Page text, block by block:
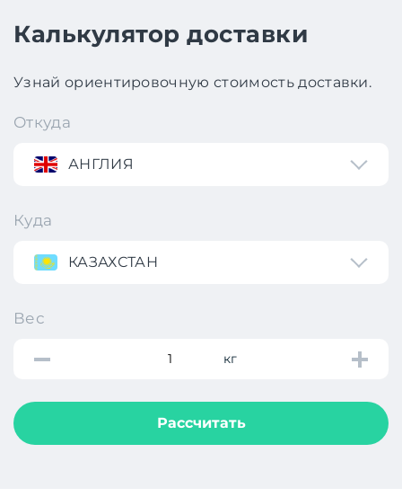
Калькулятор доставки
Узнай ориентировочную стоимость доставки.
Откуда
АНГЛИЯ
Куда
КАЗАХСТАН
Вес
кг
Рассчитать